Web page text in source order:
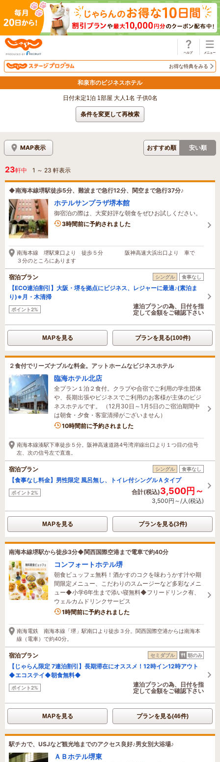
お得な特典をみる
和泉市のビジネスホテル
日付未定1泊 1部屋 大人1名 子供0名
条件を変更して再検索
MAP表示 おすすめ順 安い順
23軒中 1 ～ 23 軒表示
◆南海本線堺駅徒歩5分、難波まで急行12分、関空まで急行37分♪
ホテルサンプラザ堺本館
御宿泊の際は、大変好評な朝食をぜひお試しください。
3時間前に予約されました
南海本線 堺駅東口より 徒歩５分 阪神高速大浜出口より 車で
３分のところにあります
宿泊プラン シングル 食事なし
【ECO連泊割引】大阪・堺を拠点にビジネス、レジャーに最適♪(素泊ま
り)※月・木清掃
ポイント2%
連泊プランの為、日付を指
定して金額をご確認下さい
MAPを見る プランを見る(100件)
２食付でリーズナブルな料金。アットホームなビジネスホテル
臨海ホテル北店
全プラン１泊２食付。クラブや合宿でご利用の学生団体
や、長期出張やビジネスでご利用のお客様が主体のビジ
ネスホテルです。 （12月30日～1月5日のご宿泊期間中
は朝食・夕食・客室清掃がございません）
10時間前に予約されました
南海本線湊駅下車徒歩５分。阪神高速道路4号湾岸線出口より１つ目の信号
左、次の信号左で直進。
宿泊プラン シングル 食事なし
【食事なし料金】男性限定 風呂無し、トイレ付シングルＡタイプ
ポイント2% 合計(税込)3,500円～
3,500円～/人(税込)
MAPを見る プランを見る(3件)
南海本線堺駅から徒歩3分◆関西国際空港まで電車で約40分
コンフォートホテル堺
朝食ビュッフェ無料！酒かすのコクを味わうかす汁や期
間限定メニュー、こだわりのスムージーなど多彩なメニ
ュー◆小学6年生まで添い寝無料◆フリードリンク有、
ウェルカムドリンクサービス
1時間前に予約されました
南海電鉄 南海本線「堺」駅南口より徒歩３分。関西国際空港からは南海本
線（電車）で約40分。
宿泊プラン セミダブル 朝のみ
【じゃらん限定 7連泊割引】長期滞在にオススメ！12時イン12時アウト
◆エコステイ◆朝食無料◆
ポイント2%
連泊プランの為、日付を指
定して金額をご確認下さい
MAPを見る プランを見る(46件)
駅チカで、USJなど観光地までのアクセス良好♪男女別大浴場♪
ＡＢホテル堺東